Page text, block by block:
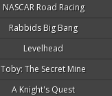
NASCAR Road Racing
Rabbids Big Bang
Levelhead
Toby: The Secret Mine
A Knight's Quest